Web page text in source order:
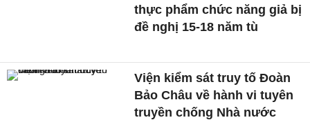
thực phẩm chức năng giả bị
đề nghị 15-18 năm tù
Viện kiểm sát truy tố Đoàn
Bảo Châu về hành vi tuyên
truyền chống Nhà nước